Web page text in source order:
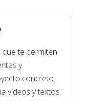
te permiten
y
concreto.
vídeos y textos